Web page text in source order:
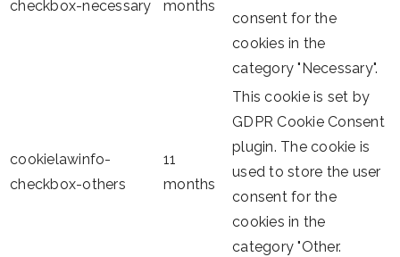
checkbox-necessary
months
consent for the
cookies in the
category "Necessary".
cookielawinfo-
checkbox-others
11
months
This cookie is set by
GDPR Cookie Consent
plugin. The cookie is
used to store the user
consent for the
cookies in the
category "Other.